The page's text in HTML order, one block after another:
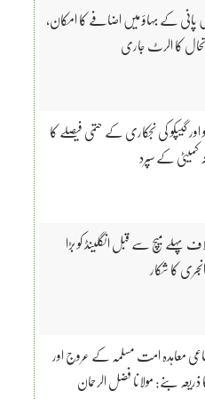
پانی کے بہاؤ میں اضافے کا امکان،
کا الرٹ جاری
اور گیپکو کی نجکاری کے حتمی فیصلے کا
کمیٹی کے سپرد
پہلے میچ سے قبل انگلینڈ کو بڑا
کا شکار
معاہدہ امت مسلمہ کے عروج اور
ذریعہ بنے: مولانا فضل الرحمان